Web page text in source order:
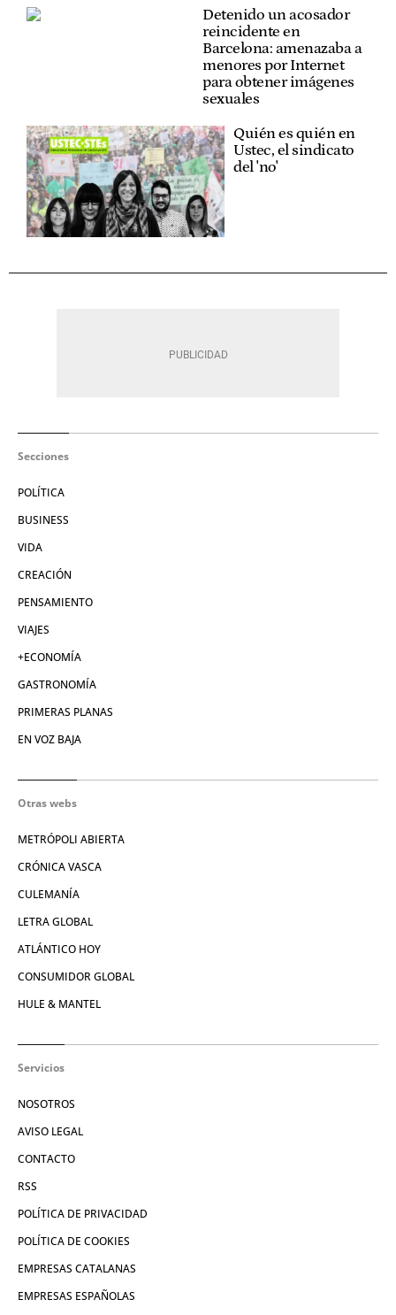
Detenido un acosador
reincidente en
Barcelona: amenazaba a
menores por Internet
para obtener imágenes
sexuales
Quién es quién en
Ustec, el sindicato
del 'no'
Secciones
POLÍTICA
BUSINESS
VIDA
CREACIÓN
PENSAMIENTO
VIAJES
+ECONOMÍA
GASTRONOMÍA
PRIMERAS PLANAS
EN VOZ BAJA
Otras webs
METRÓPOLI ABIERTA
CRÓNICA VASCA
CULEMANÍA
LETRA GLOBAL
ATLÁNTICO HOY
CONSUMIDOR GLOBAL
HULE & MANTEL
Servicios
NOSOTROS
AVISO LEGAL
CONTACTO
RSS
POLÍTICA DE PRIVACIDAD
POLÍTICA DE COOKIES
EMPRESAS CATALANAS
EMPRESAS ESPAÑOLAS